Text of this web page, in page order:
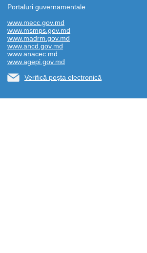
Portaluri guvernamentale
www.mecc.gov.md
www.msmps.gov.md
www.madrm.gov.md
www.ancd.gov.md
www.anacec.md
www.agepi.gov.md
Verifică poșta electronică